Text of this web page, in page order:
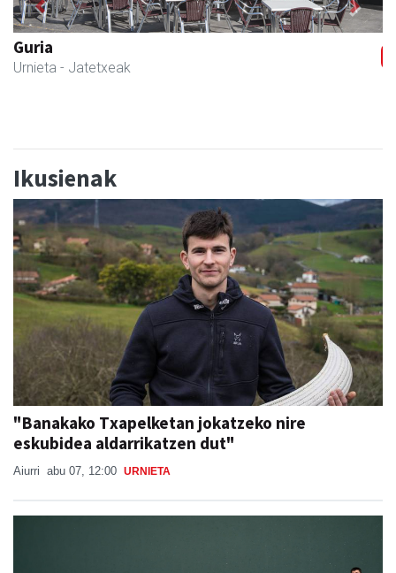
Barn trasteleku eta biltegi txikien alokairua
Urnieta - Trastelekuak
Previous Next
Ikusienak
"Banakako Txapelketan jokatzeko nire
eskubidea aldarrikatzen dut"
Aiurri abu 07, 12:00 URNIETA